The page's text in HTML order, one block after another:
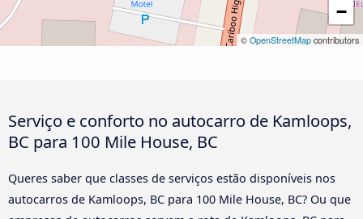
−
© OpenStreetMap contributors
Serviço e conforto no autocarro de Kamloops,
BC para 100 Mile House, BC
Queres saber que classes de serviços estão disponíveis nos
autocarros de Kamloops, BC para 100 Mile House, BC? Ou que